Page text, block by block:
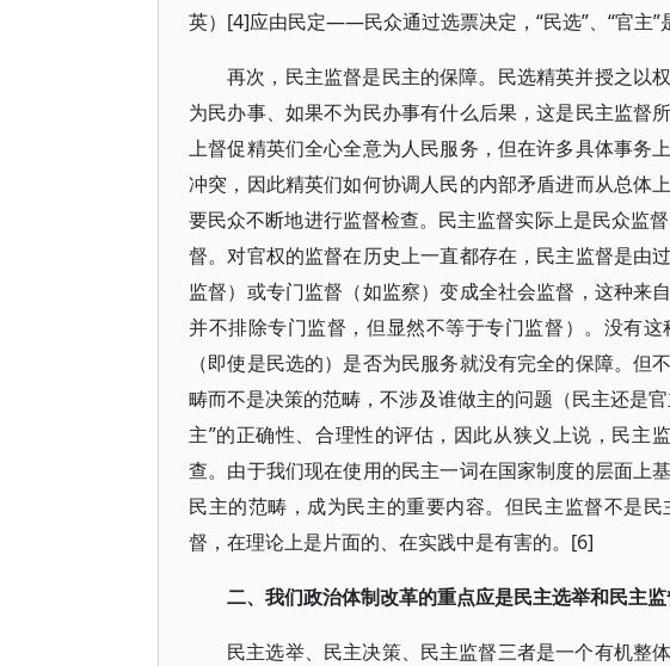
英）[4]应由民定——民众通过选票决定，“民选”、“官主”
再次，民主监督是民主的保障。民选精英并授之以
为民办事、如果不为民办事有什么后果，这是民主监督
上督促精英们全心全意为人民服务，但在许多具体事务
冲突，因此精英们如何协调人民的内部矛盾进而从总体
要民众不断地进行监督检查。民主监督实际上是民众监
督。对官权的监督在历史上一直都存在，民主监督是由
监督）或专门监督（如监察）变成全社会监督，这种来
并不排除专门监督，但显然不等于专门监督）。没有
（即使是民选的）是否为民服务就没有完全的保障。
畴而不是决策的范畴，不涉及谁做主的问题（民主还是
主”的正确性、合理性的评估，因此从狭义上说，民主
查。由于我们现在使用的民主一词在国家制度的层面上
民主的范畴，成为民主的重要内容。但民主监督不是
督，在理论上是片面的、在实践中是有害的。[6]
二、我们政治体制改革的重点应是民主选举和民主
民主选举、民主决策、民主监督三者是一个有机整